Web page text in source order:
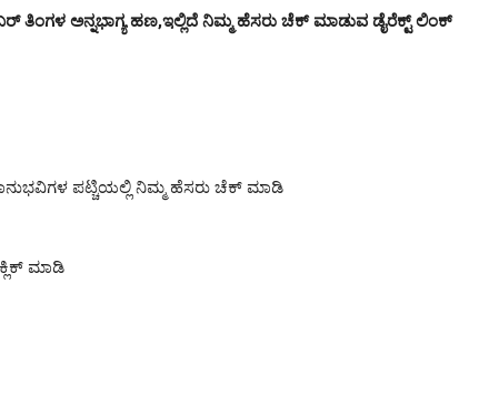
ತಿಂಗಳ ಅನ್ನಭಾಗ್ಯ ಹಣ,ಇಲ್ಲಿದೆ ನಿಮ್ಮ ಹೆಸರು ಚೆಕ್ ಮಾಡುವ ಡೈರೆಕ್ಟ್ ಲಿಂಕ್
ಪಟ್ಚಿಯಲ್ಲಿ ನಿಮ್ಮ ಹೆಸರು ಚೆಕ್ ಮಾಡಿ
ಮಾಡಿ